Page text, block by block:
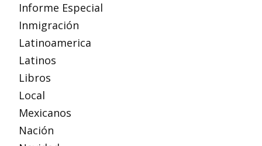
Informe Especial
Inmigración
Latinoamerica
Latinos
Libros
Local
Mexicanos
Nación